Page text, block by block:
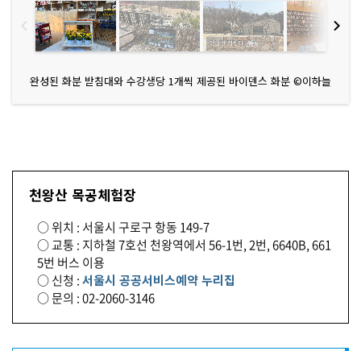
완성된 화분 받침대와 수강생당 1개씩 제공된 바이덴스 화분 ©이하늘
천왕산 목공체험장
○ 위치 : 서울시 구로구 항동 149-7
○ 교통 : 지하철 7호선 천왕역에서 56-1번, 2번, 6640B, 661
5번 버스 이용
○ 신청 :서울시 공공서비스예약 누리집
○ 문의 : 02-2060-3146